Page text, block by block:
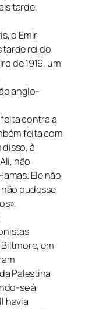
tarde,
o Emir
tarde rei do
de 1919, um
anglo-
contra a
feita com
à
não
Ele não
pudesse
em
Palestina
se à
havia